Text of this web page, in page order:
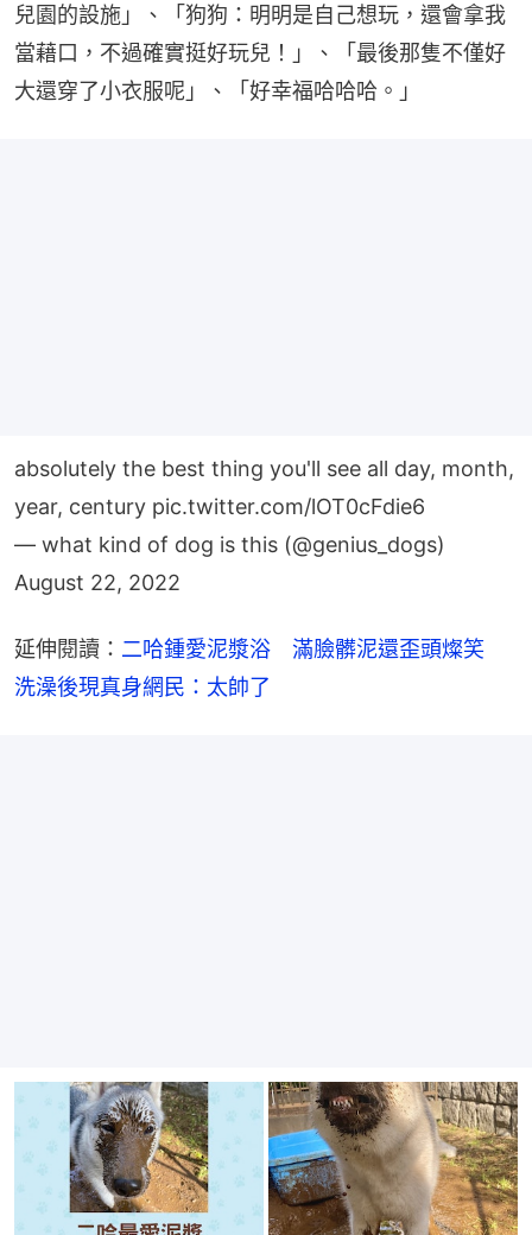
兒園的設施」、「狗狗：明明是自己想玩，還會拿我
當藉口，不過確實挺好玩兒！」、「最後那隻不僅好
大還穿了小衣服呢」、「好幸福哈哈哈。」
absolutely the best thing you'll see all day, month,
year, century pic.twitter.com/lOT0cFdie6
— what kind of dog is this (@genius_dogs)
August 22, 2022
延伸閱讀： 二哈鍾愛泥漿浴　滿臉髒泥還歪頭燦笑
洗澡後現真身網民：太帥了